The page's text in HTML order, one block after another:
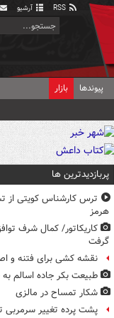
آرشیو
پیوندها بازار
پربازدیدترین ها
ترس کارشناس کویتی از
هرمز
کاریکاتور/ کمال شرف
گرفت
نقشه کشی برای فتنه و
طبیعت بکر جاده اسالم
شکار تمساح در مالزی
پشت پرده تغییر سرمربی